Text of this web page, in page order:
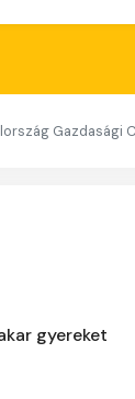
Gazdasági
gyereket